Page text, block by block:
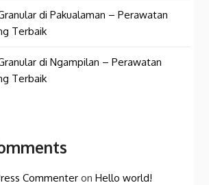
di Pakualaman – Perawatan
Terbaik
di Ngampilan – Perawatan
Terbaik
Commenter onHello world!